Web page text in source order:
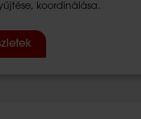
koordinálása.